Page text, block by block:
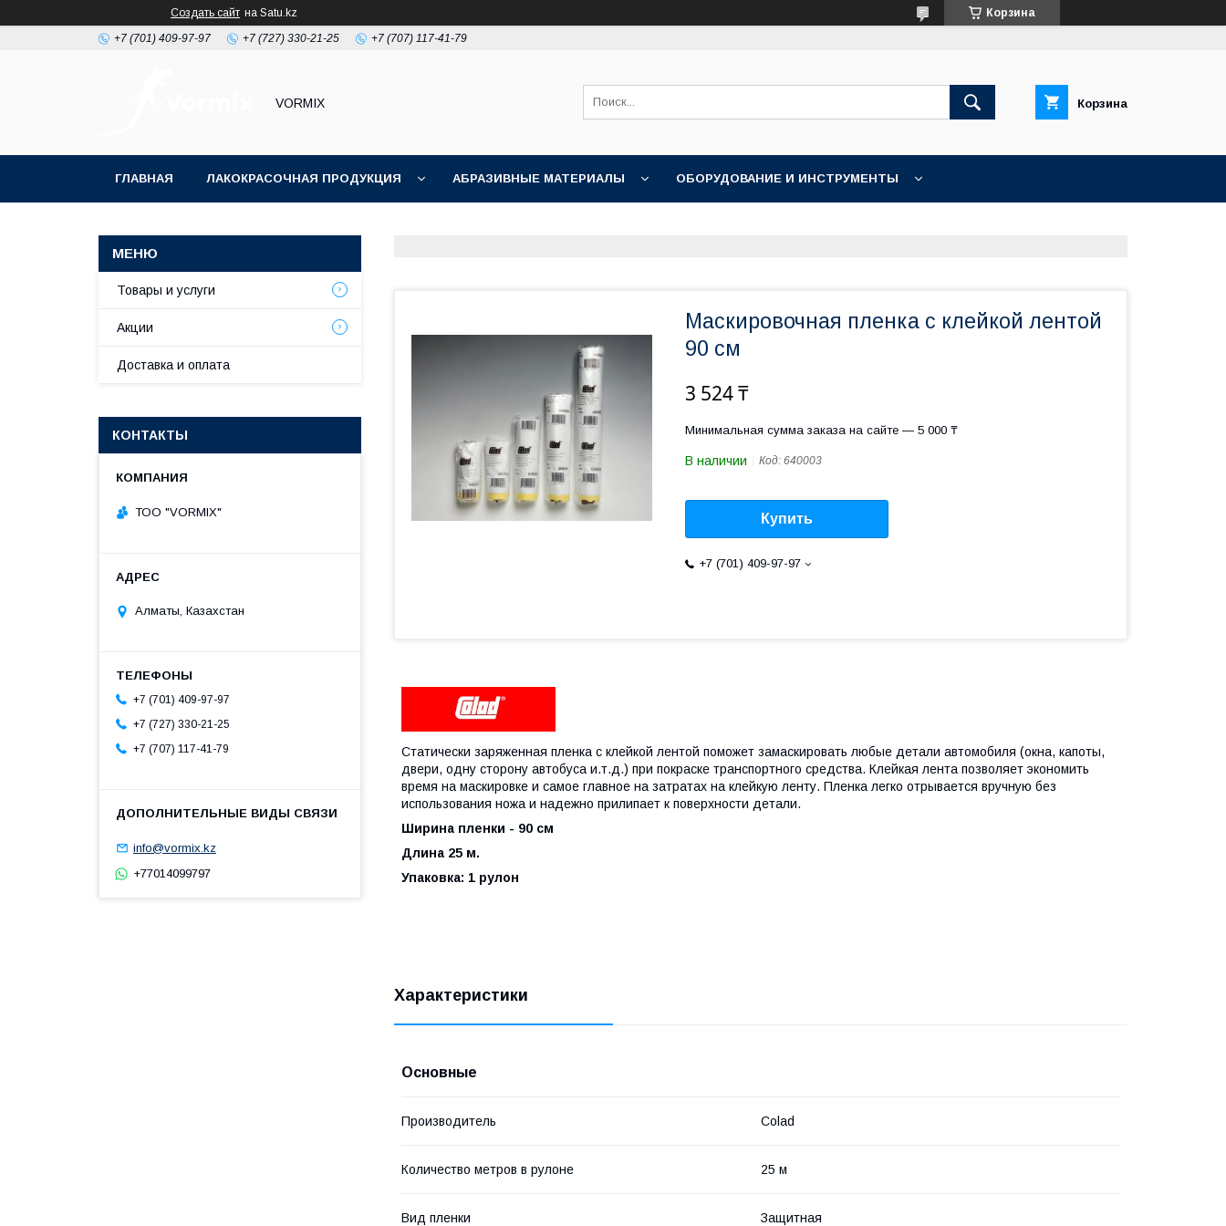
Создать сайт на Satu.kz Корзина
+7 (701) 409-97-97 +7 (727) 330-21-25 +7 (707) 117-41-79
VORMIX Корзина
ГЛАВНАЯ ЛАКОКРАСОЧНАЯ ПРОДУКЦИЯ АБРАЗИВНЫЕ МАТЕРИАЛЫ ОБОРУДОВАНИЕ И ИНСТРУМЕНТЫ
Маскировочная пленка с клейкой лентой
90 см
3 524 ₸
Минимальная сумма заказа на сайте — 5 000 ₸
В наличии Код: 640003
Купить
+7 (701) 409-97-97
Статически заряженная пленка с клейкой лентой поможет замаскировать любые детали автомобиля (окна, капоты,
двери, одну сторону автобуса и.т.д.) при покраске транспортного средства. Клейкая лента позволяет экономить
время на маскировке и самое главное на затратах на клейкую ленту. Пленка легко отрывается вручную без
использования ножа и надежно прилипает к поверхности детали.
Ширина пленки - 90 см
Длина 25 м.
Упаковка: 1 рулон
Характеристики
Основные
Производитель Colad
Количество метров в рулоне 25 м
Вид пленки Защитная
Товары и услуги
Акции
Доставка и оплата
КОНТАКТЫ
ТОО "VORMIX"
Алматы, Казахстан
+7 (701) 409-97-97
+7 (727) 330-21-25
+7 (707) 117-41-79
info@vormix.kz
+77014099797